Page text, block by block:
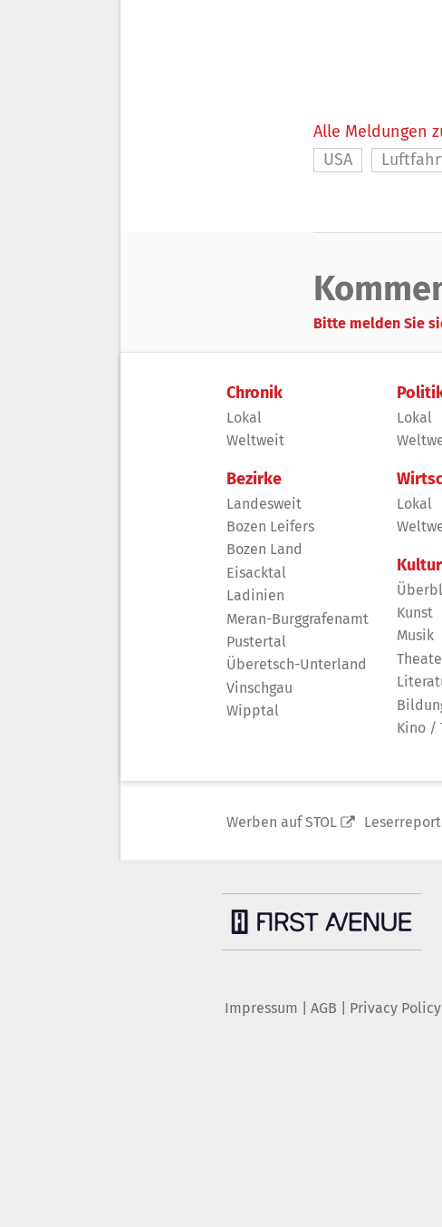
Alle Meldungen
USA
Bitte melden Sie
Chronik
Lokal
Weltweit
Bezirke
Landesweit
Bozen Leifers
Bozen Land
Eisacktal
Ladinien
Meran-Burggrafenamt
Pustertal
Überetsch-Unterland
Vinschgau
Wipptal
Lokal
Lokal
Kultur
Kunst
Musik
Kino /
Werben auf STOL
Impressum AGB Privacy Policy